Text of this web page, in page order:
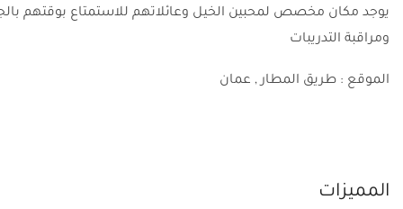
يوجد مكان مخصص لمحبين الخيل وعائلاتهم للاستمتاع بوقتهم
ومراقبة التدريبات
الموقع : طريق المطار , عمان
المميزات